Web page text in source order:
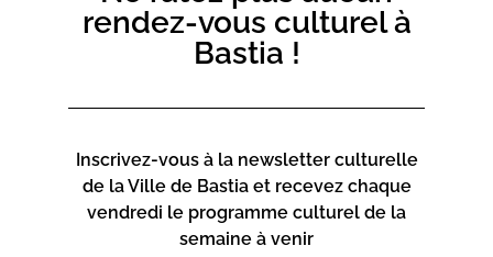
rendez-vous culturel à
Bastia !
Inscrivez-vous à la newsletter culturelle
de la Ville de Bastia et recevez chaque
vendredi le programme culturel de la
semaine à venir